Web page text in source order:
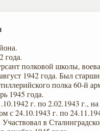
года.
полковой школы,
1942 года. Был
полка 60-й
1945 года.
г. по 2.02.1943 г.,
с 24.10.1943 г. по
в